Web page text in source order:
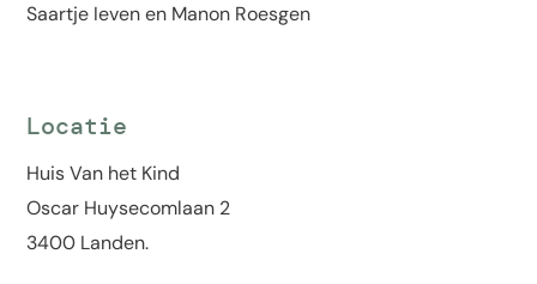
Saartje Ieven en Manon Roesgen
Locatie
Huis Van het Kind
Oscar Huysecomlaan 2
3400 Landen.